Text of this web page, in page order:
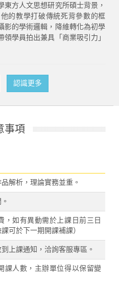
方人文思想研究所碩士背景，
的教學打破傳統死背參數的框
影的學術邏輯，降維轉化為初學
學員拍出兼具「商業吸引力」
認識更多
事項
解析，理論實務並重。
，如有異動需於上課日前三日
可於下一期開課補課）
上課通知，洽詢客服專區。
課人數，主辦單位得以保留變